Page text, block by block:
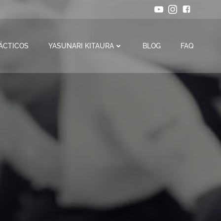
YASUNARI KITAURA BLOG FAQ